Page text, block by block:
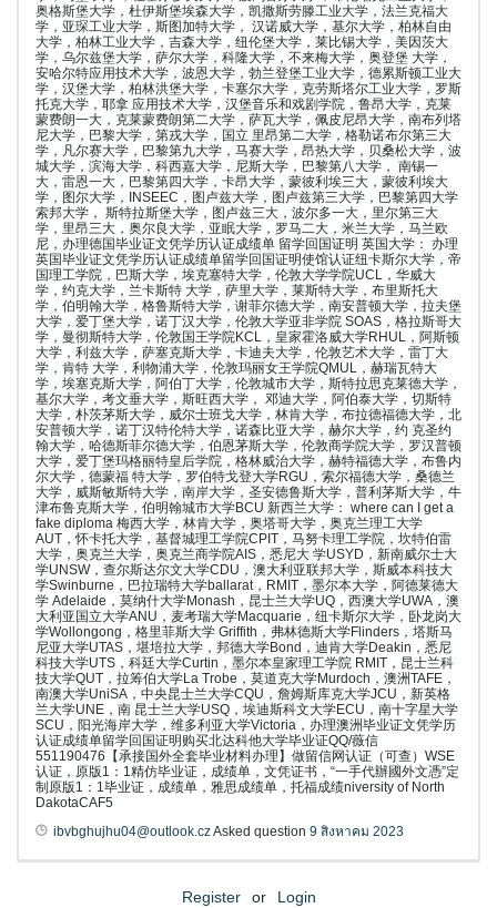
奥格斯堡大学，杜伊斯堡埃森大学，凯撒斯劳滕工业大学，法兰克福大
学，亚琛工业大学，斯图加特大学， 汉诺威大学，基尔大学，柏林自由
大学，柏林工业大学，吉森大学，纽伦堡大学，莱比锡大学，美因茨大
学，乌尔兹堡大学，萨尔大学，科隆大学，不来梅大学，奥登堡 大学，
安哈尔特应用技术大学，波恩大学，勃兰登堡工业大学，德累斯顿工业大
学，汉堡大学，柏林洪堡大学，卡塞尔大学，克劳斯塔尔工业大学，罗斯
托克大学，耶拿 应用技术大学，汉堡音乐和戏剧学院，鲁昂大学，克莱
蒙费朗一大，克莱蒙费朗第二大学，萨瓦大学，佩皮尼昂大学，南布列塔
尼大学，巴黎大学，第戎大学，国立 里昂第二大学，格勒诺布尔第三大
学，凡尔赛大学，巴黎第九大学，马赛大学，昂热大学，贝桑松大学，波
城大学，滨海大学，科西嘉大学，尼斯大学，巴黎第八大学， 南锡一
大，雷恩一大，巴黎第四大学，卡昂大学，蒙彼利埃三大，蒙彼利埃大
学，图尔大学，INSEEC，图卢兹大学，图卢兹第三大学，巴黎第四大学
索邦大学， 斯特拉斯堡大学，图卢兹三大，波尔多一大，里尔第三大
学，里昂三大，奥尔良大学，亚眠大学，罗马二大，米兰大学，马兰欧
尼，办理德国毕业证文凭学历认证成绩单 留学回国证明 英国大学： 办理
英国毕业证文凭学历认证成绩单留学回国证明使馆认证纽卡斯尔大学，帝
国理工学院，巴斯大学，埃克塞特大学，伦敦大学学院UCL，华威大
学，约克大学，兰卡斯特 大学，萨里大学，莱斯特大学，布里斯托大
学，伯明翰大学，格鲁斯特大学，谢菲尔德大学，南安普顿大学，拉夫堡
大学，爱丁堡大学，诺丁汉大学，伦敦大学亚非学院 SOAS，格拉斯哥大
学，曼彻斯特大学，伦敦国王学院KCL，皇家霍洛威大学RHUL，阿斯顿
大学，利兹大学，萨塞克斯大学，卡迪夫大学，伦敦艺术大学，雷丁大
学，肯特 大学，利物浦大学，伦敦玛丽女王学院QMUL，赫瑞瓦特大
学，埃塞克斯大学，阿伯丁大学，伦敦城市大学，斯特拉思克莱德大学，
基尔大学，考文垂大学，斯旺西大学， 邓迪大学，阿伯泰大学，切斯特
大学，朴茨茅斯大学，威尔士班戈大学，林肯大学，布拉德福德大学，北
安普顿大学，诺丁汉特伦特大学，诺森比亚大学，赫尔大学，约 克圣约
翰大学，哈德斯菲尔德大学，伯恩茅斯大学，伦敦商学院大学，罗汉普顿
大学，爱丁堡玛格丽特皇后学院，格林威治大学，赫特福德大学，布鲁内
尔大学，德蒙福 特大学，罗伯特戈登大学RGU，索尔福德大学，桑德兰
大学，威斯敏斯特大学，南岸大学，圣安德鲁斯大学，普利茅斯大学，牛
津布鲁克斯大学，伯明翰城市大学BCU 新西兰大学： where can I get a
fake diploma 梅西大学，林肯大学，奥塔哥大学，奥克兰理工大学
AUT，怀卡托大学，基督城理工学院CPIT，马努卡理工学院，坎特伯雷
大学，奥克兰大学，奥克兰商学院AIS，悉尼大 学USYD，新南威尔士大
学UNSW，查尔斯达尔文大学CDU，澳大利亚联邦大学，斯威本科技大
学Swinburne，巴拉瑞特大学ballarat，RMIT，墨尔本大学，阿德莱德大
学 Adelaide，莫纳什大学Monash，昆士兰大学UQ，西澳大学UWA，澳
大利亚国立大学ANU，麦考瑞大学Macquarie，纽卡斯尔大学，卧龙岗大
学Wollongong，格里菲斯大学 Griffith，弗林德斯大学Flinders，塔斯马
尼亚大学UTAS，堪培拉大学，邦德大学Bond，迪肯大学Deakin，悉尼
科技大学UTS，科廷大学Curtin，墨尔本皇家理工学院 RMIT，昆士兰科
技大学QUT，拉筹伯大学La Trobe，莫道克大学Murdoch，澳洲TAFE，
南澳大学UniSA，中央昆士兰大学CQU，詹姆斯库克大学JCU，新英格
兰大学UNE，南 昆士兰大学USQ，埃迪斯科文大学ECU，南十字星大学
SCU，阳光海岸大学，维多利亚大学Victoria，办理澳洲毕业证文凭学历
认证成绩单留学回国证明购买北达科他大学毕业证QQ/薇信
551190476【承接国外全套毕业材料办理】做留信网认证（可查）WSE
认证，原版1：1精仿毕业证，成绩单，文凭证书，“一手代辦國外文憑”定
制原版1：1毕业证，成绩单，雅思成绩单，托福成绩niversity of North
DakotaCAF5
ibvbghujhu04@outlook.czAsked question 9 สิงหาคม 2023
Register or Login